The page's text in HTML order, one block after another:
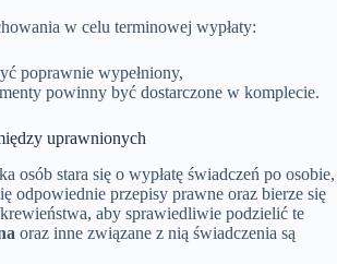
w celu terminowej wypłaty:
poprawnie wypełniony,
powinny być dostarczone w komplecie.
uprawnionych
osób stara się o wypłatę świadczeń po osobie,
odpowiednie przepisy prawne oraz bierze się
aby sprawiedliwie podzielić te
oraz inne związane z nią świadczenia są